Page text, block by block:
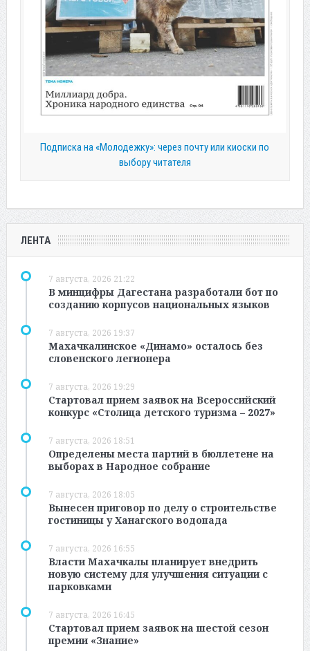
Подписка на «Молодежку»: через почту или киоски по
выбору читателя
ЛЕНТА
7 августа, 2026 21:22
В минцифры Дагестана разработали бот по
созданию корпусов национальных языков
7 августа, 2026 19:37
Махачкалинское «Динамо» осталось без
словенского легионера
7 августа, 2026 19:29
Стартовал прием заявок на Всероссийский
конкурс «Столица детского туризма – 2027»
7 августа, 2026 18:51
Определены места партий в бюллетене на
выборах в Народное собрание
7 августа, 2026 18:05
Вынесен приговор по делу о строительстве
гостиницы у Ханагского водопада
7 августа, 2026 16:55
Власти Махачкалы планирует внедрить
новую систему для улучшения ситуации с
парковками
7 августа, 2026 16:45
Стартовал прием заявок на шестой сезон
премии «Знание»